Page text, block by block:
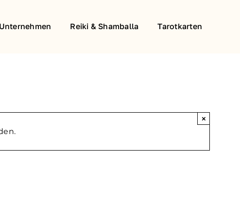
Reiki & Shamballa Tarotkarten
×